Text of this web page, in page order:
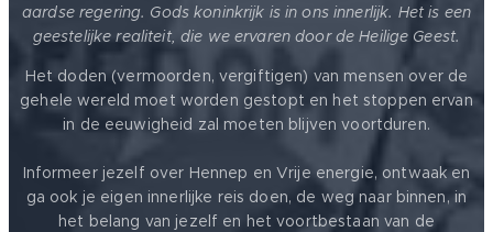
aardse regering. Gods koninkrijk is in ons innerlijk. Het is een
geestelijke realiteit, die we ervaren door de Heilige Geest.
Het doden (vermoorden, vergiftigen) van mensen over de
gehele wereld moet worden gestopt en het stoppen ervan
in de eeuwigheid zal moeten blijven voortduren.
Informeer jezelf over Hennep en Vrije energie, ontwaak en
ga ook je eigen innerlijke reis doen, de weg naar binnen, in
het belang van jezelf en het voortbestaan van de